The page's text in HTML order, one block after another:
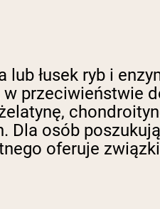
łusek ryb i
w przeciwieństwie
Dla osób
oferuje